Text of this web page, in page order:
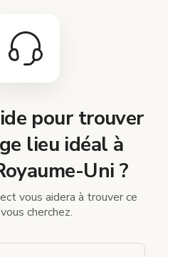
pour trouver
lieu idéal à
Uni ?
vous aidera à trouver ce
cherchez.